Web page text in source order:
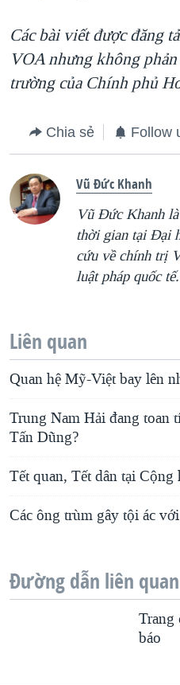
Các bài viết được đăng
VOA nhưng không
trường của Chính phủ
Chia sẻ Follow
Vũ Đức Khanh
Vũ Đức Khanh
thời gian tại Đại
cứu về chính trị
luật pháp quốc tế.
Liên quan
Quan hệ Mỹ-Việt bay lên
Trung Nam Hải đang toan
Tấn Dũng?
Tết quan, Tết dân tại
Các ông trùm gây tội ác
Đường dẫn liên quan
Trang
báo